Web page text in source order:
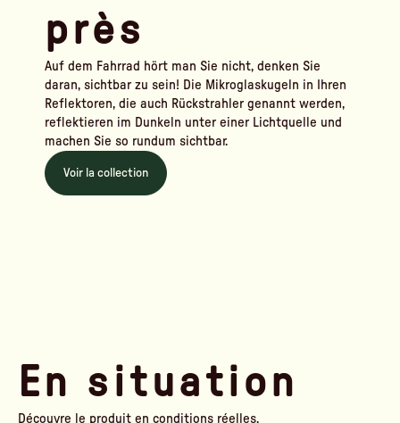
près
Auf dem Fahrrad hört man Sie nicht, denken Sie
daran, sichtbar zu sein! Die Mikroglaskugeln in Ihren
Reflektoren, die auch Rückstrahler genannt werden,
reflektieren im Dunkeln unter einer Lichtquelle und
machen Sie so rundum sichtbar.
Voir la collection
En situation
Découvre le produit en conditions réelles.